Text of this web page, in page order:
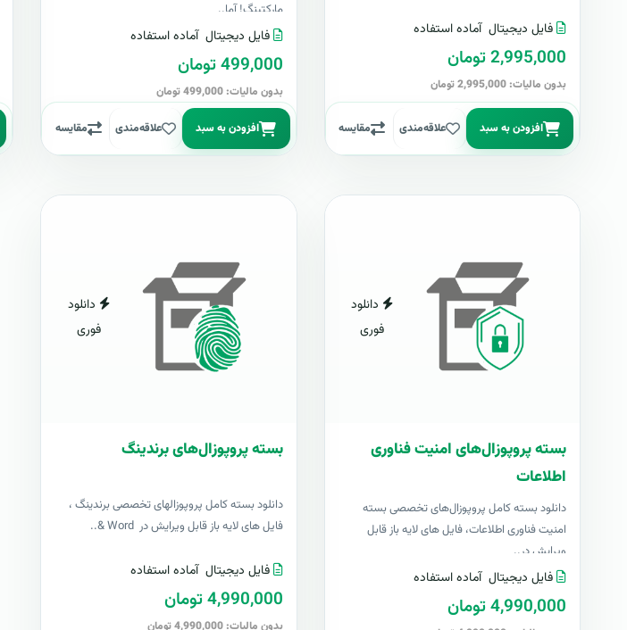
فایل دیجیتال آماده استفاده
2,995,000 تومان
بدون مالیات: 2,995,000 تومان
افزودن به سبد علاقه‌مندی مقایسه
مارکتینگ! آما..
فایل دیجیتال آماده استفاده
499,000 تومان
بدون مالیات: 499,000 تومان
افزودن به سبد علاقه‌مندی مقایسه
دانلود
فوری
بسته پروپوزال‌های امنیت فناوری
اطلاعات
دانلود بسته کامل پروپوزال‌های تخصصی بسته
امنیت فناوری اطلاعات، فایل های لایه باز قابل
ویرایش در..
فایل دیجیتال آماده استفاده
4,990,000 تومان
دانلود
فوری
بسته پروپوزال‌های برندینگ
دانلود بسته کامل پروپوزالهای تخصصی برندینگ ،
فایل های لایه باز قابل ویرایش در Word &..
فایل دیجیتال آماده استفاده
4,990,000 تومان
بدون مالیات: 4,990,000 تومان